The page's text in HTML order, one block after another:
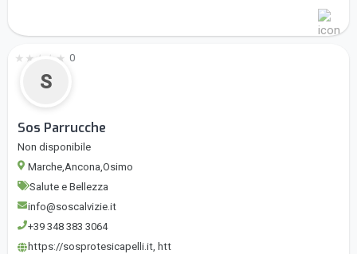
S
★ ★ ★ ★ ★ 0
Sos Parrucche
Non disponibile
Marche,Ancona,Osimo
Salute e Bellezza
info@soscalvizie.it
+39 348 383 3064
https://sosprotesicapelli.it, htt